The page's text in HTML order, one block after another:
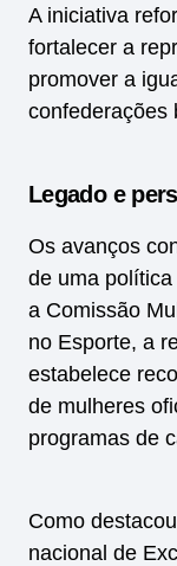
A iniciativa
fortalecer a
promover a
confederações
Legado e
Os avanços
de uma
a Comissão
no Esporte, a
estabelece
de mulheres
programas de
Como
nacional de